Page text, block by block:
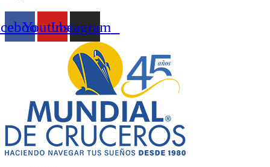
YoutubeInstagram